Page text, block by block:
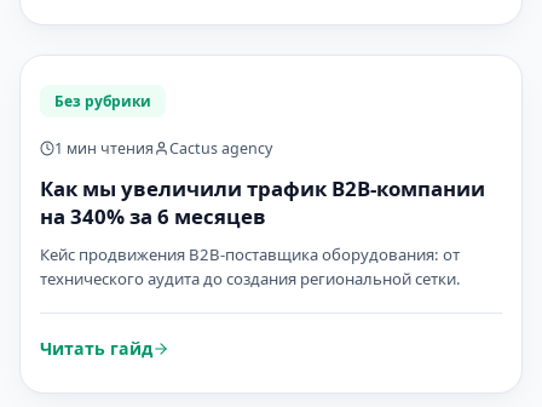
Без рубрики
1 мин чтения Cactus agency
Как мы увеличили трафик B2B-компании
на 340% за 6 месяцев
Кейс продвижения B2B-поставщика оборудования: от
технического аудита до создания региональной сетки.
Читать гайд